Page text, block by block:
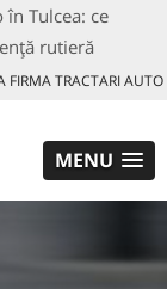
Tulcea: ce
rutieră
TRACTARI AUTO
MENU